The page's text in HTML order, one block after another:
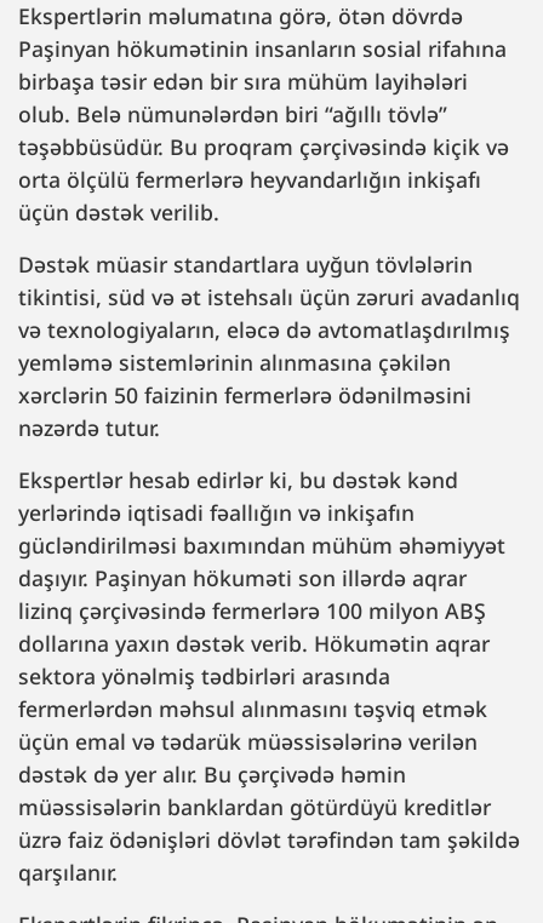
Ekspertlərin məlumatına görə, ötən dövrdə
Paşinyan hökumətinin insanların sosial rifahına
birbaşa təsir edən bir sıra mühüm layihələri
olub. Belə nümunələrdən biri “ağıllı tövlə”
təşəbbüsüdür. Bu proqram çərçivəsində kiçik və
orta ölçülü fermerlərə heyvandarlığın inkişafı
üçün dəstək verilib.
Dəstək müasir standartlara uyğun tövlələrin
tikintisi, süd və ət istehsalı üçün zəruri avadanlıq
və texnologiyaların, eləcə də avtomatlaşdırılmış
yemləmə sistemlərinin alınmasına çəkilən
xərclərin 50 faizinin fermerlərə ödənilməsini
nəzərdə tutur.
Ekspertlər hesab edirlər ki, bu dəstək kənd
yerlərində iqtisadi fəallığın və inkişafın
gücləndirilməsi baxımından mühüm əhəmiyyət
daşıyır. Paşinyan hökuməti son illərdə aqrar
lizinq çərçivəsində fermerlərə 100 milyon ABŞ
dollarına yaxın dəstək verib. Hökumətin aqrar
sektora yönəlmiş tədbirləri arasında
fermerlərdən məhsul alınmasını təşviq etmək
üçün emal və tədarük müəssisələrinə verilən
dəstək də yer alır. Bu çərçivədə həmin
müəssisələrin banklardan götürdüyü kreditlər
üzrə faiz ödənişləri dövlət tərəfindən tam şəkildə
qarşılanır.